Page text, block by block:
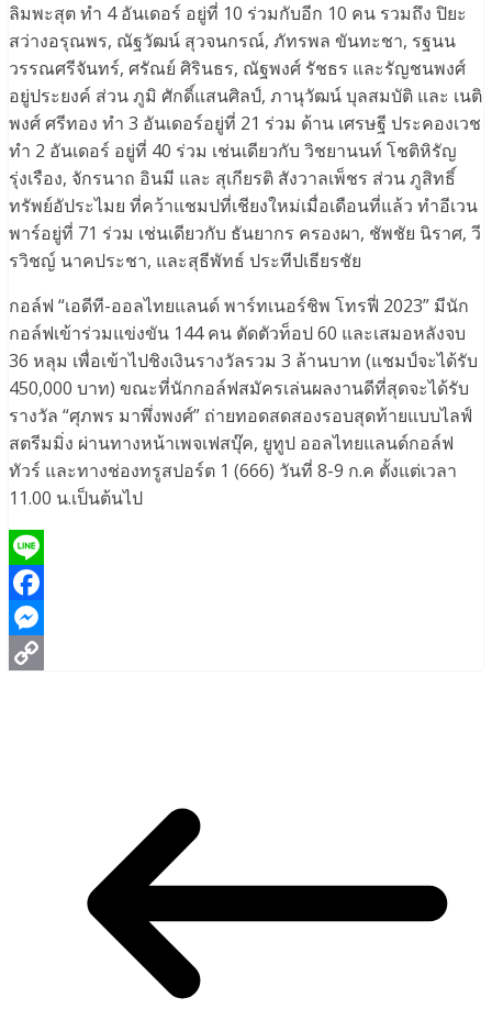
ลิมพะสุต ทำ 4 อันเดอร์ อยู่ที่ 10 ร่วมกับอีก 10 คน รวมถึง ปิยะ
สว่างอรุณพร, ณัฐวัฒน์ สุวจนกรณ์, ภัทรพล ขันทะชา, รฐนน
วรรณศรีจันทร์, ศรัณย์ ศิรินธร, ณัฐพงศ์ รัชธร และรัญชนพงศ์
อยู่ประยงค์ ส่วน ภูมิ ศักดิ์แสนศิลป์, ภานุวัฒน์ บุลสมบัติ และ เนติ
พงศ์ ศรีทอง ทำ 3 อันเดอร์อยู่ที่ 21 ร่วม ด้าน เศรษฐี ประคองเวช
ทำ 2 อันเดอร์ อยู่ที่ 40 ร่วม เช่นเดียวกับ วิชยานนท์ โชติหิรัญ
รุ่งเรือง, จักรนาถ อินมี และ สุเกียรติ สังวาลเพ็ชร ส่วน ภูสิทธิ์
ทรัพย์อัประไมย ที่คว้าแชมปที่เชียงใหม่เมื่อเดือนที่แล้ว ทำอีเวน
พาร์อยู่ที่ 71 ร่วม เช่นเดียวกับ ธันยากร ครองผา, ชัพชัย นิราศ, วี
รวิชญ์ นาคประชา, และสุธีพัทธ์ ประทีปเธียรชัย
กอล์ฟ “เอดีที-ออลไทยแลนด์ พาร์ทเนอร์ชิพ โทรฟี่ 2023” มีนัก
กอล์ฟเข้าร่วมแข่งขัน 144 คน ตัดตัวท็อป 60 และเสมอหลังจบ
36 หลุม เพื่อเข้าไปชิงเงินรางวัลรวม 3 ล้านบาท (แชมป์จะได้รับ
450,000 บาท) ขณะที่นักกอล์ฟสมัครเล่นผลงานดีที่สุดจะได้รับ
รางวัล “ศุภพร มาพึ่งพงศ์” ถ่ายทอดสดสองรอบสุดท้ายแบบไลฟ์
สตรีมมิ่ง ผ่านทางหน้าเพจเฟสบุ๊ค, ยูทูป ออลไทยแลนด์กอล์ฟ
ทัวร์ และทางช่องทรูสปอร์ต 1 (666) วันที่ 8-9 ก.ค ตั้งแต่เวลา
11.00 น.เป็นต้นไป
Line
Facebook
Messenger